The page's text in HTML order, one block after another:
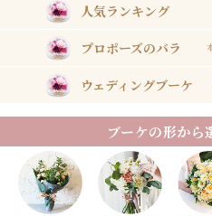
人気ランキング
プロポーズのバラ
ウェディングブーケ
ブーケの形から